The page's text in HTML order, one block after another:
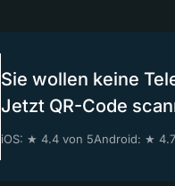
Sie wollen keine
Jetzt QR-Code
iOS: ★ 4.4 von 5Android: ★